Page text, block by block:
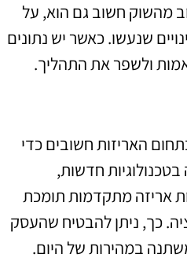
מהשוק חשוב גם הוא, על
שנעשו. כאשר יש נתונים
ולשפר את התהליך.
האריזות חשובים כדי
חדשות,
אריזה מתקדמות תומכת
כך, ניתן להבטיח שהעסק
במהירות של היום.